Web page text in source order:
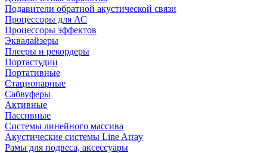
Подавители обратной акустической связи
Процессоры для АС
Процессоры эффектов
Эквалайзеры
Плееры и рекордеры
Портастудии
Портативные
Стационарные
Сабвуферы
Активные
Пассивные
Системы линейного массива
Акустические системы Line Array
Рамы для подвеса, аксессуары